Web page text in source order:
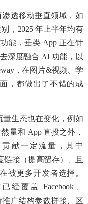
透移动垂直领域，如
，2025 年上半年均有
能，垂类 App 正在针
深度融合 AI 功能，以
，在图片&视频、学
，都做出了不错的成
量生态也在变化，例如
量和 App 直投之外，
贡献一定流量，其中
链接（提高留存）、且
被更多开发者选择。
经覆盖 Facebook、
推广结构参数拼接、区